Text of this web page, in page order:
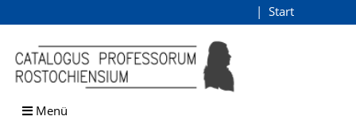
Browsen
direkt zum Inhalt
Start
Menü